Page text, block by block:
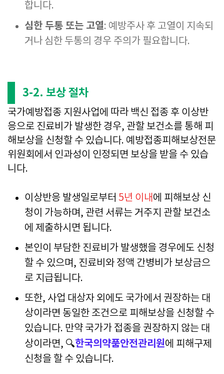
합니다.
심한 두통 또는 고열: 예방주사 후 고열이 지속되
거나 심한 두통의 경우 주의가 필요합니다.
3-2. 보상 절차
국가예방접종 지원사업에 따라 백신 접종 후 이상반
응으로 진료비가 발생한 경우, 관할 보건소를 통해 피
해보상을 신청할 수 있습니다. 예방접종피해보상전문
위원회에서 인과성이 인정되면 보상을 받을 수 있습
니다.
이상반응 발생일로부터 5년 이내에 피해보상 신
청이 가능하며, 관련 서류는 거주지 관할 보건소
에 제출하시면 됩니다.
본인이 부담한 진료비가 발생했을 경우에도 신청
할 수 있으며, 진료비와 정액 간병비가 보상금으
로 지급됩니다.
또한, 사업 대상자 외에도 국가에서 권장하는 대
상이라면 동일한 조건으로 피해보상을 신청할 수
있습니다. 만약 국가가 접종을 권장하지 않는 대
상이라면, 🔍한국의약품안전관리원에 피해구제
신청을 할 수 있습니다.